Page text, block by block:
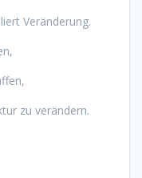
Veränderung.
zu verändern.